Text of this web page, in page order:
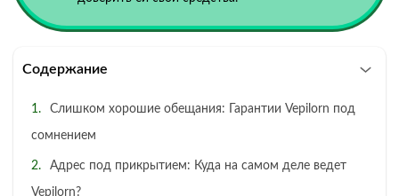
Содержание
Слишком хорошие обещания: Гарантии Vepilorn под
сомнением
Адрес под прикрытием: Куда на самом деле ведет
Vepilorn?